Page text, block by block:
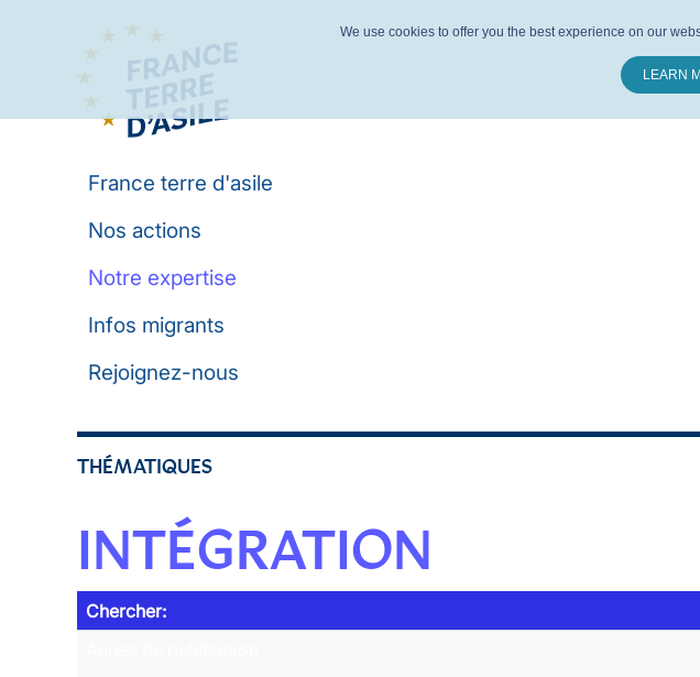
France terre d'asile
Nos actions
Notre expertise
Infos migrants
Rejoignez-nous
THÉMATIQUES
INTÉGRATION
Chercher:
We use cookies to offer you the best experience on our
LEARN